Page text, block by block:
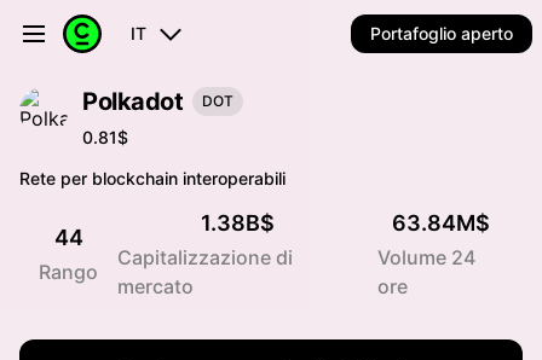
IT Portafoglio aperto
Polkadot DOT
0.81$
Rete per blockchain interoperabili
44
Rango
1.38B$
Capitalizzazione di
mercato
63.84M$
Volume 24
ore